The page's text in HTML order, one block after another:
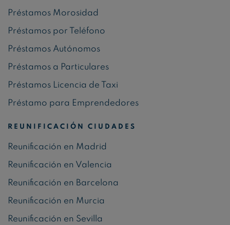
Préstamos Morosidad
Préstamos por Teléfono
Préstamos Autónomos
Préstamos a Particulares
Préstamos Licencia de Taxi
Préstamo para Emprendedores
REUNIFICACIÓN CIUDADES
Reunificación en Madrid
Reunificación en Valencia
Reunificación en Barcelona
Reunificación en Murcia
Reunificación en Sevilla